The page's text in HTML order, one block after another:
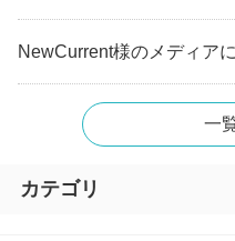
NewCurrent様のメディア
一
カテゴリ